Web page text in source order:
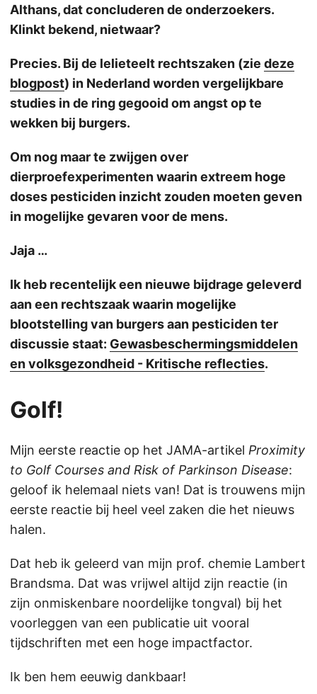
Althans, dat concluderen de onderzoekers.
Klinkt bekend, nietwaar?
Precies. Bij de lelieteelt rechtszaken (zie deze
blogpost) in Nederland worden vergelijkbare
studies in de ring gegooid om angst op te
wekken bij burgers.
Om nog maar te zwijgen over
dierproefexperimenten waarin extreem hoge
doses pesticiden inzicht zouden moeten geven
in mogelijke gevaren voor de mens.
Jaja …
Ik heb recentelijk een nieuwe bijdrage geleverd
aan een rechtszaak waarin mogelijke
blootstelling van burgers aan pesticiden ter
discussie staat: Gewasbeschermingsmiddelen
en volksgezondheid - Kritische reflecties.
Golf!
Mijn eerste reactie op het JAMA-artikel Proximity
to Golf Courses and Risk of Parkinson Disease:
geloof ik helemaal niets van! Dat is trouwens mijn
eerste reactie bij heel veel zaken die het nieuws
halen.
Dat heb ik geleerd van mijn prof. chemie Lambert
Brandsma. Dat was vrijwel altijd zijn reactie (in
zijn onmiskenbare noordelijke tongval) bij het
voorleggen van een publicatie uit vooral
tijdschriften met een hoge impactfactor.
Ik ben hem eeuwig dankbaar!